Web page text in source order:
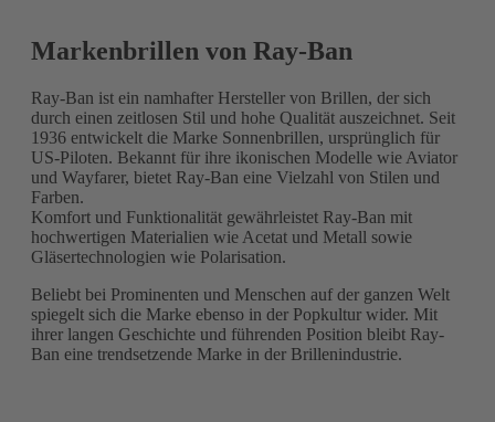
Markenbrillen von Ray-Ban
Ray-Ban ist ein namhafter Hersteller von Brillen, der sich
durch einen zeitlosen Stil und hohe Qualität auszeichnet. Seit
1936 entwickelt die Marke Sonnenbrillen, ursprünglich für
US-Piloten. Bekannt für ihre ikonischen Modelle wie Aviator
und Wayfarer, bietet Ray-Ban eine Vielzahl von Stilen und
Farben.
Komfort und Funktionalität gewährleistet Ray-Ban mit
hochwertigen Materialien wie Acetat und Metall sowie
Gläsertechnologien wie Polarisation.
Beliebt bei Prominenten und Menschen auf der ganzen Welt
spiegelt sich die Marke ebenso in der Popkultur wider. Mit
ihrer langen Geschichte und führenden Position bleibt Ray-
Ban eine trendsetzende Marke in der Brillenindustrie.